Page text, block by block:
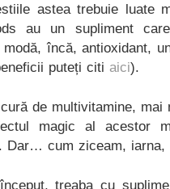
astea trebuie luate
au un supliment
încă, antioxidant,
puteți citi aici).
de multivitamine,
magic al acestor
Dar… cum ziceam, iarna,
treaba cu